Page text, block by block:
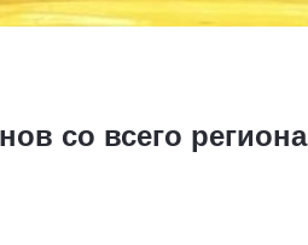
со всего региона